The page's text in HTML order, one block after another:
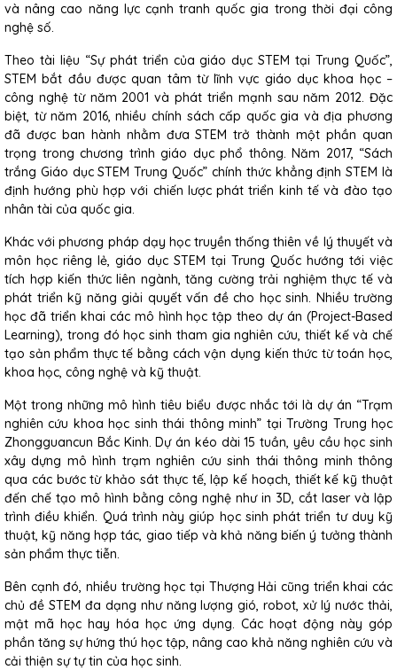
và nâng cao năng lực cạnh tranh quốc gia trong thời đại công
nghệ số.
Theo tài liệu “Sự phát triển của giáo dục STEM tại Trung Quốc”,
STEM bắt đầu được quan tâm từ lĩnh vực giáo dục khoa học –
công nghệ từ năm 2001 và phát triển mạnh sau năm 2012. Đặc
biệt, từ năm 2016, nhiều chính sách cấp quốc gia và địa phương
đã được ban hành nhằm đưa STEM trở thành một phần quan
trọng trong chương trình giáo dục phổ thông. Năm 2017, “Sách
trắng Giáo dục STEM Trung Quốc” chính thức khẳng định STEM là
định hướng phù hợp với chiến lược phát triển kinh tế và đào tạo
nhân tài của quốc gia.
Khác với phương pháp dạy học truyền thống thiên về lý thuyết và
môn học riêng lẻ, giáo dục STEM tại Trung Quốc hướng tới việc
tích hợp kiến thức liên ngành, tăng cường trải nghiệm thực tế và
phát triển kỹ năng giải quyết vấn đề cho học sinh. Nhiều trường
học đã triển khai các mô hình học tập theo dự án (Project-Based
Learning), trong đó học sinh tham gia nghiên cứu, thiết kế và chế
tạo sản phẩm thực tế bằng cách vận dụng kiến thức từ toán học,
khoa học, công nghệ và kỹ thuật.
Một trong những mô hình tiêu biểu được nhắc tới là dự án “Trạm
nghiên cứu khoa học sinh thái thông minh” tại Trường Trung học
Zhongguancun Bắc Kinh. Dự án kéo dài 15 tuần, yêu cầu học sinh
xây dựng mô hình trạm nghiên cứu sinh thái thông minh thông
qua các bước từ khảo sát thực tế, lập kế hoạch, thiết kế kỹ thuật
đến chế tạo mô hình bằng công nghệ như in 3D, cắt laser và lập
trình điều khiển. Quá trình này giúp học sinh phát triển tư duy kỹ
thuật, kỹ năng hợp tác, giao tiếp và khả năng biến ý tưởng thành
sản phẩm thực tiễn.
Bên cạnh đó, nhiều trường học tại Thượng Hải cũng triển khai các
chủ đề STEM đa dạng như năng lượng gió, robot, xử lý nước thải,
mật mã học hay hóa học ứng dụng. Các hoạt động này góp
phần tăng sự hứng thú học tập, nâng cao khả năng nghiên cứu và
cải thiện sự tự tin của học sinh.